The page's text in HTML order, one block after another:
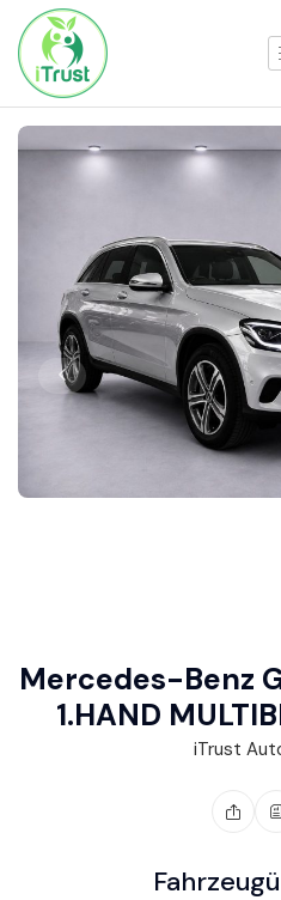
Mercedes-Benz
1.HAND
iTrust